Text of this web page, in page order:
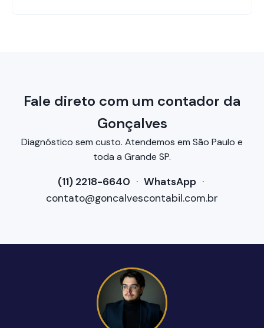
Fale direto com um contador da
Gonçalves
Diagnóstico sem custo. Atendemos em São Paulo e
toda a Grande SP.
(11) 2218-6640 · WhatsApp·
contato@goncalvescontabil.com.br